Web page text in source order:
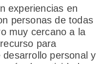
experiencias en
personas de todas
muy cercano a la
para
personal y